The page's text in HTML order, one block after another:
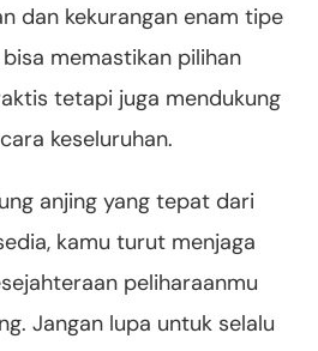
dan kekurangan enam tipe
memastikan pilihan
tetapi juga mendukung
keseluruhan.
anjing yang tepat dari
kamu turut menjaga
peliharaanmu
Jangan lupa untuk selalu